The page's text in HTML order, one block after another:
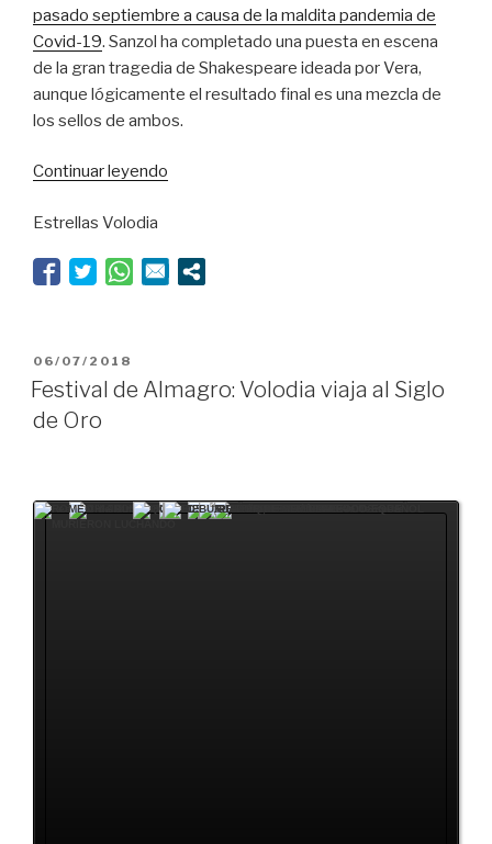
pasado septiembre a causa de la maldita pandemia de
Covid-19. Sanzol ha completado una puesta en escena
de la gran tragedia de Shakespeare ideada por Vera,
aunque lógicamente el resultado final es una mezcla de
los sellos de ambos.
Continuar leyendo
bosque
Estrellas Volodia
PUBLICADO
EL
06/07/2018
Festival de Almagro: Volodia viaja al Siglo
de Oro